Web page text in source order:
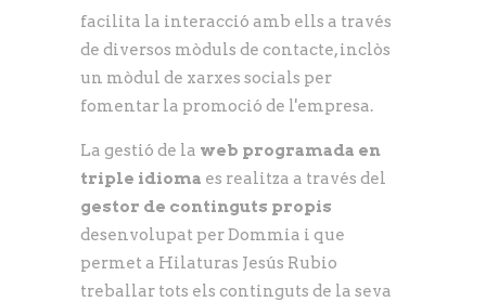
facilita la interacció amb ells a través
de diversos mòduls de contacte, inclòs
un mòdul de xarxes socials per
fomentar la promoció de l'empresa.
La gestió de la web programada en
triple idioma es realitza a través del
gestor de continguts propis
desenvolupat per Dommia i que
permet a Hilaturas Jesús Rubio
treballar tots els continguts de la seva